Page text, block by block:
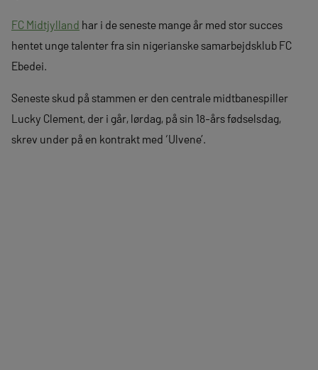
FC Midtjylland har i de seneste mange år med stor succes
hentet unge talenter fra sin nigerianske samarbejdsklub FC
Ebedei.
Seneste skud på stammen er den centrale midtbanespiller
Lucky Clement, der i går, lørdag, på sin 18-års fødselsdag,
skrev under på en kontrakt med ‘Ulvene’.